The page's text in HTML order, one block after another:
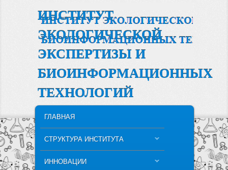
ИНСТИТУТ
ЭКОЛОГИЧЕСКОЙ
ЭКСПЕРТИЗЫ И
БИОИНФОРМАЦИОННЫХ
ТЕХНОЛОГИЙ
SKIP TO PRIMARY CONTENT
SKIP TO SECONDARY CONTENT
ГЛАВНАЯ
СТРУКТУРА ИНСТИТУТА
ИННОВАЦИИ